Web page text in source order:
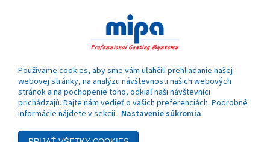
mipa@autolack.sk
OTVÁRACIE HODINY
Pondelok - Piatok: 8:00 - 16:00 hod.
Používame cookies, aby sme vám uľahčili prehliadanie našej
webovej stránky, na analýzu návštevnosti našich webových
stránok a na pochopenie toho, odkiaľ naši návštevníci
prichádzajú. Dajte nám vedieť o vašich preferenciách. Podrobné
informácie nájdete v sekcii - Nastavenie súkromia